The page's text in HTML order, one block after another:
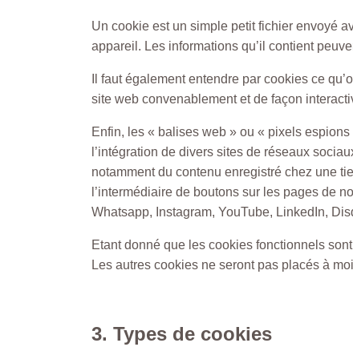
Un cookie est un simple petit fichier envoyé
appareil. Les informations qu’il contient
Il faut également entendre par cookies ce
site web convenablement et de façon
Enfin, les « balises web » ou « pixels
l’intégration de divers sites de réseaux
notamment du contenu enregistré chez une
l’intermédiaire de boutons sur les pages de
Whatsapp, Instagram, YouTube, LinkedIn,
Etant donné que les cookies fonctionnels
Les autres cookies ne seront pas placés à
3. Types de cookies